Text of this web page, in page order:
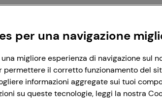
per una navigazione
migliore esperienza di navigazione
permettere il corretto funzionamento del
informazioni aggregate sui tuoi
su queste tecnologie, leggi la nostra